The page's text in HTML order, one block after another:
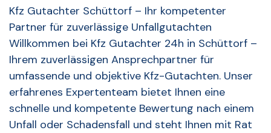
Kfz Gutachter Schüttorf – Ihr kompetenter
Partner für zuverlässige Unfallgutachten
Willkommen bei Kfz Gutachter 24h in Schüttorf –
Ihrem zuverlässigen Ansprechpartner für
umfassende und objektive Kfz-Gutachten. Unser
erfahrenes Expertenteam bietet Ihnen eine
schnelle und kompetente Bewertung nach einem
Unfall oder Schadensfall und steht Ihnen mit Rat